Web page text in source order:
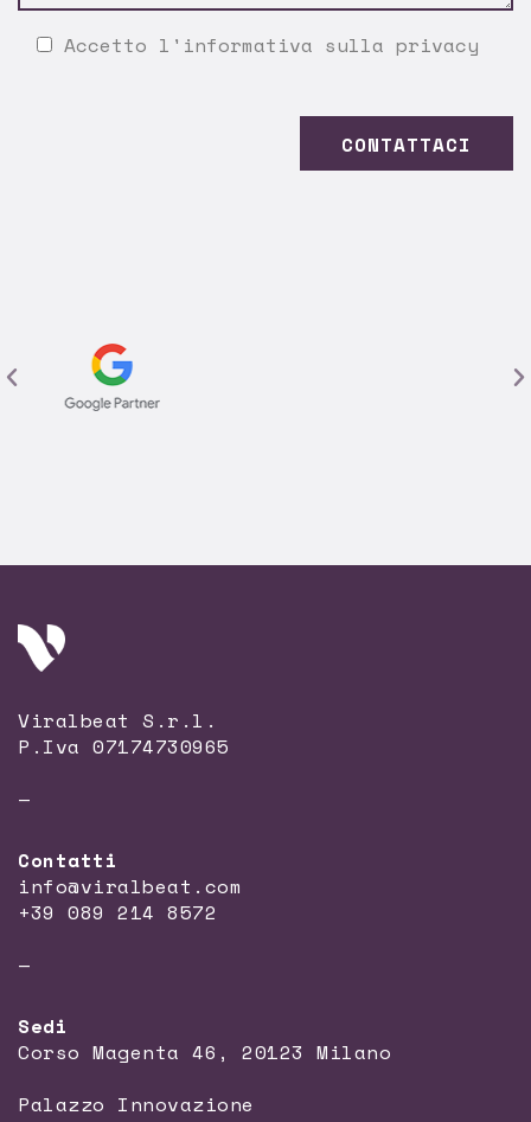
Accetto l' informativa sulla privacy
Viralbeat S.r.l.
P.Iva 07174730965
—
Contatti
info@viralbeat.com
+39 089 214 8572
—
Sedi
Corso Magenta 46, 20123 Milano
Palazzo Innovazione